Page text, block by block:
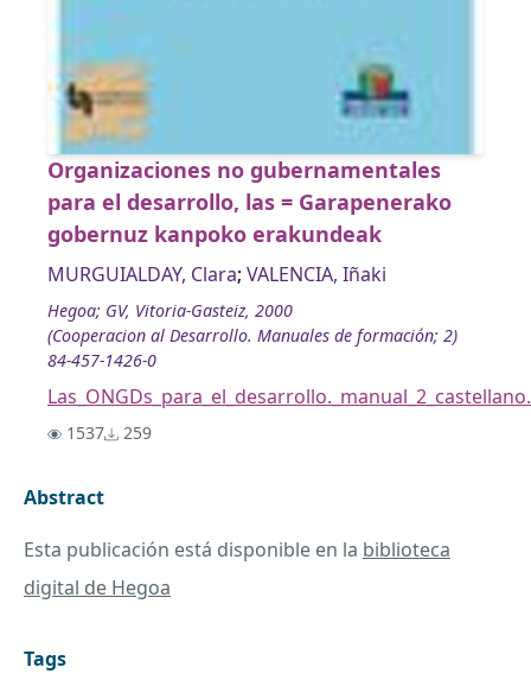
Organizaciones no gubernamentales
para el desarrollo, las = Garapenerako
gobernuz kanpoko erakundeak
MURGUIALDAY, Clara; VALENCIA, Iñaki
Hegoa; GV, Vitoria-Gasteiz, 2000
(Cooperacion al Desarrollo. Manuales de formación; 2)
84-457-1426-0
1537 259
Abstract
Esta publicación está disponible en la biblioteca
digital de Hegoa
Tags